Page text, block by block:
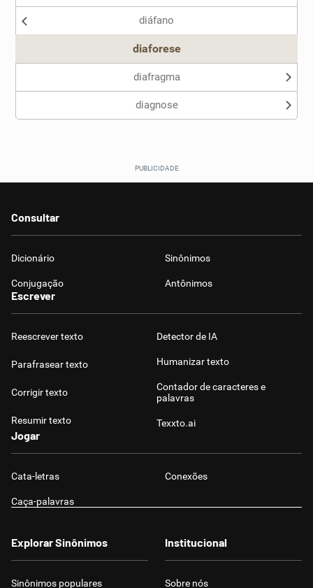
diáfano
diaforese
diafragma
diagnose
Consultar
Dicionário Sinônimos
Conjugação Antônimos
Escrever
Reescrever texto
Parafrasear texto
Corrigir texto
Resumir texto
Detector de IA
Humanizar texto
Contador de caracteres e
palavras
Texxto.ai
Jogar
Cata-letras Conexões
Caça-palavras
Explorar Sinônimos
Sinônimos populares
Institucional
Sobre nós